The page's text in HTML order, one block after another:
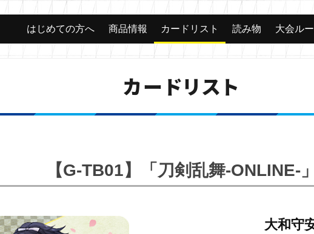
はじめての方へ 商品情報 カードリスト 読み物 大会ル
カードリスト
【G-TB01】「刀剣乱舞-ONLINE-」
大和守